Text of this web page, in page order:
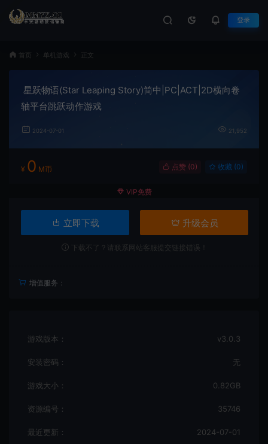
登录
首页 单机游戏 正文
星跃物语(Star Leaping Story)简中|PC|ACT|2D横向卷
轴平台跳跃动作游戏
2024-07-01 21,952
¥ 0 M币 点赞 (0) 收藏 (0)
VIP免费
立即下载 升级会员
下载不了？请联系网站客服提交链接错误！
增值服务：
游戏版本： v3.0.3
安装密码： 无
游戏大小： 0.82GB
资源编号： 35746
最近更新： 2024-07-01